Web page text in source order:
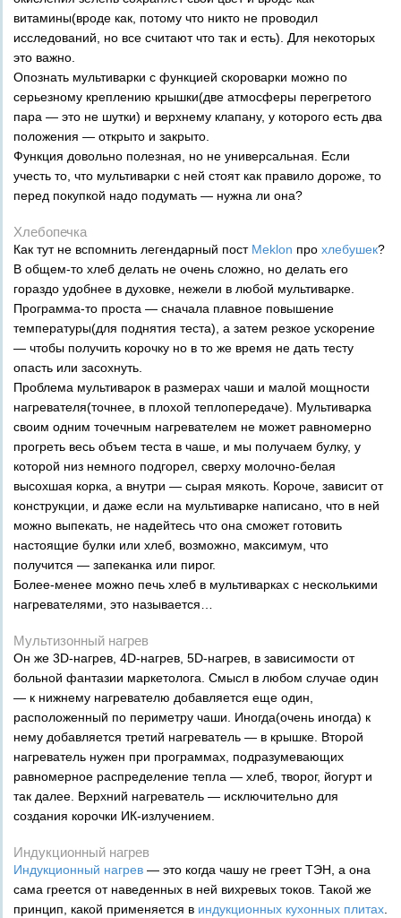
витамины(вроде как, потому что никто не проводил
исследований, но все считают что так и есть). Для некоторых
это важно.
Опознать мультиварки с функцией скороварки можно по
серьезному креплению крышки(две атмосферы перегретого
пара — это не шутки) и верхнему клапану, у которого есть два
положения — открыто и закрыто.
Функция довольно полезная, но не универсальная. Если
учесть то, что мультиварки с ней стоят как правило дороже, то
перед покупкой надо подумать — нужна ли она?
Хлебопечка
Как тут не вспомнить легендарный пост Meklon про хлебушек?
В общем-то хлеб делать не очень сложно, но делать его
гораздо удобнее в духовке, нежели в любой мультиварке.
Программа-то проста — сначала плавное повышение
температуры(для поднятия теста), а затем резкое ускорение
— чтобы получить корочку но в то же время не дать тесту
опасть или засохнуть.
Проблема мультиварок в размерах чаши и малой мощности
нагревателя(точнее, в плохой теплопередаче). Мультиварка
своим одним точечным нагревателем не может равномерно
прогреть весь объем теста в чаше, и мы получаем булку, у
которой низ немного подгорел, сверху молочно-белая
высохшая корка, а внутри — сырая мякоть. Короче, зависит от
конструкции, и даже если на мультиварке написано, что в ней
можно выпекать, не надейтесь что она сможет готовить
настоящие булки или хлеб, возможно, максимум, что
получится — запеканка или пирог.
Более-менее можно печь хлеб в мультиварках с несколькими
нагревателями, это называется…
Мультизонный нагрев
Он же 3D-нагрев, 4D-нагрев, 5D-нагрев, в зависимости от
больной фантазии маркетолога. Смысл в любом случае один
— к нижнему нагревателю добавляется еще один,
расположенный по периметру чаши. Иногда(очень иногда) к
нему добавляется третий нагреватель — в крышке. Второй
нагреватель нужен при программах, подразумевающих
равномерное распределение тепла — хлеб, творог, йогурт и
так далее. Верхний нагреватель — исключительно для
создания корочки ИК-излучением.
Индукционный нагрев
Индукционный нагрев — это когда чашу не греет ТЭН, а она
сама греется от наведенных в ней вихревых токов. Такой же
принцип, какой применяется в индукционных кухонных плитах.